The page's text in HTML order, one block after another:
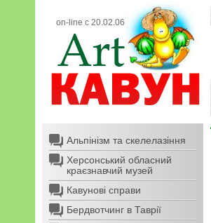
on-line с 20.02.06
Альпінізм та скелелазіння
Херсонський обласний
краєзнавчий музей
Кавунові справи
Бердвотчинг в Таврії